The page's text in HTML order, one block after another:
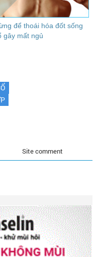
để thoái hóa đốt sống
gây mất ngủ
Site comment